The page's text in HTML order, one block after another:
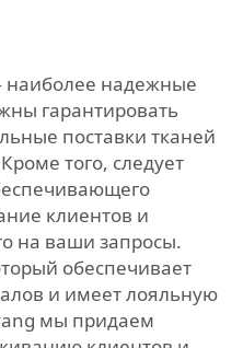
наиболее надежные
гарантировать
поставки тканей
того, следует
клиентов и
на ваши запросы.
обеспечивает
и имеет лояльную
мы придаем